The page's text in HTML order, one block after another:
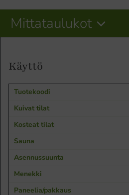
Mittataulukot
Käyttö